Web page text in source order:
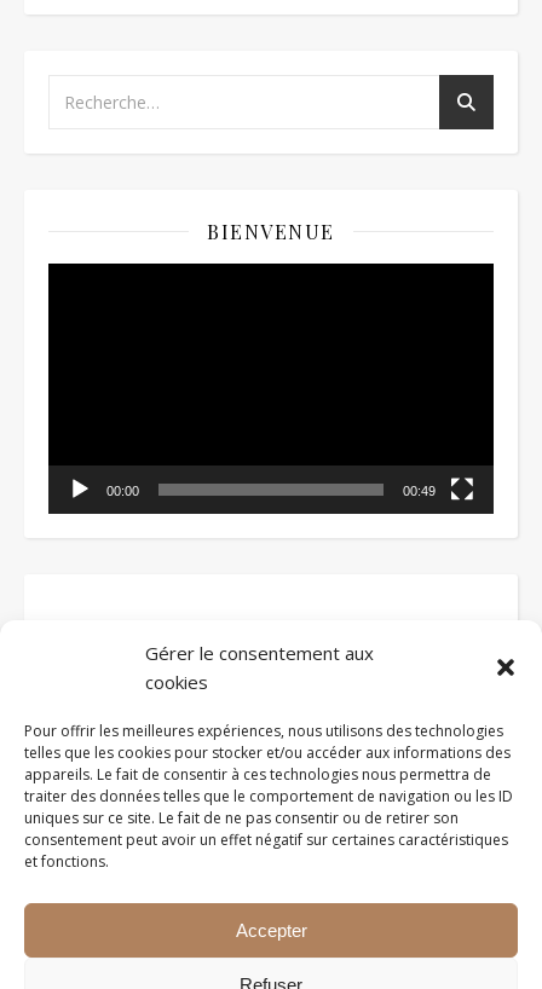
Gérer le consentement aux
cookies
Pour offrir les meilleures expériences, nous utilisons des technologies
telles que les cookies pour stocker et/ou accéder aux informations des
appareils. Le fait de consentir à ces technologies nous permettra de
traiter des données telles que le comportement de navigation ou les ID
uniques sur ce site. Le fait de ne pas consentir ou de retirer son
consentement peut avoir un effet négatif sur certaines caractéristiques
et fonctions.
Accepter
Refuser
BIENVENUE
00:00 00:49
2026 ©EDUCATIONVOYAGEUSE